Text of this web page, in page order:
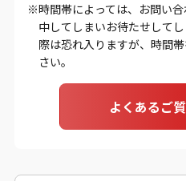
時間帯によっては、お問い
中してしまいお待たせして
際は恐れ入りますが、時間
さい。
よくあるご